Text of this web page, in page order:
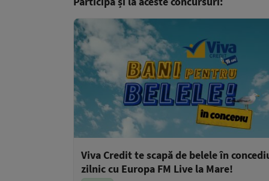
Viva Credit te scapă de belele în
zilnic cu Europa FM Live la Mare!